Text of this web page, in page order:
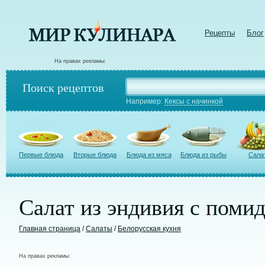
Рецепты Блог
На правах рекламы:
Поиск рецептов
Например: Кексы с начинкой
Первые блюда Вторые блюда Блюда из мяса Блюда из рыбы
Салат из эндивия с
Главная страница /Салаты / Белорусская кухня
На правах рекламы: